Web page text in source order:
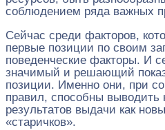
соблюдением ряда важных
Сейчас среди факторов,
первые позиции по своим
поведенческие факторы. И
значимый и решающий
позиции. Именно они, при
правил, способны выводить
результатов выдачи как
«старичков».